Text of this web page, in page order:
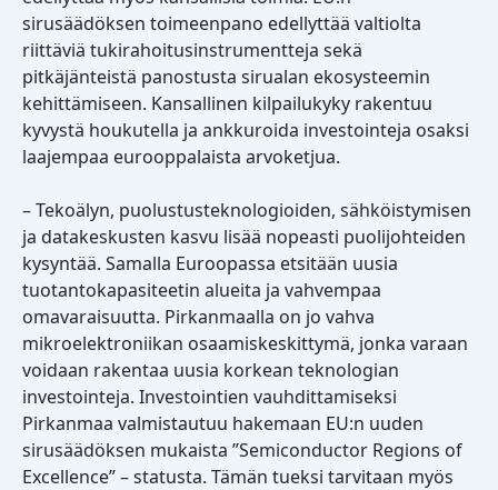
sirusäädöksen toimeenpano edellyttää valtiolta
riittäviä tukirahoitusinstrumentteja sekä
pitkäjänteistä panostusta sirualan ekosysteemin
kehittämiseen. Kansallinen kilpailukyky rakentuu
kyvystä houkutella ja ankkuroida investointeja osaksi
laajempaa eurooppalaista arvoketjua.
– Tekoälyn, puolustusteknologioiden, sähköistymisen
ja datakeskusten kasvu lisää nopeasti puolijohteiden
kysyntää. Samalla Euroopassa etsitään uusia
tuotantokapasiteetin alueita ja vahvempaa
omavaraisuutta. Pirkanmaalla on jo vahva
mikroelektroniikan osaamiskeskittymä, jonka varaan
voidaan rakentaa uusia korkean teknologian
investointeja. Investointien vauhdittamiseksi
Pirkanmaa valmistautuu hakemaan EU:n uuden
sirusäädöksen mukaista ”Semiconductor Regions of
Excellence” – statusta. Tämän tueksi tarvitaan myös